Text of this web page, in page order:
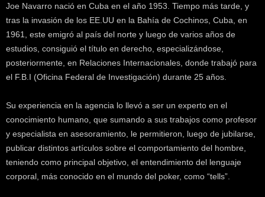
Joe Navarro nació en Cuba en el año 1953. Tiempo más tarde, y
tras la invasión de los EE.UU en la Bahía de Cochinos, Cuba, en
1961, este emigró al país del norte y luego de varios años de
estudios, consiguió el título en derecho, especializándose,
posteriormente, en Relaciones Internacionales, donde trabajó para
el F.B.I (Oficina Federal de Investigación) durante 25 años.
Su experiencia en la agencia lo llevó a ser un experto en el
conocimiento humano, que sumando a sus trabajos como profesor
y especialista en asesoramiento, le permitieron, luego de jubilarse,
publicar distintos artículos sobre el comportamiento del hombre,
teniendo como principal objetivo, el entendimiento del lenguaje
corporal, más conocido en el mundo del poker, como “tells”.